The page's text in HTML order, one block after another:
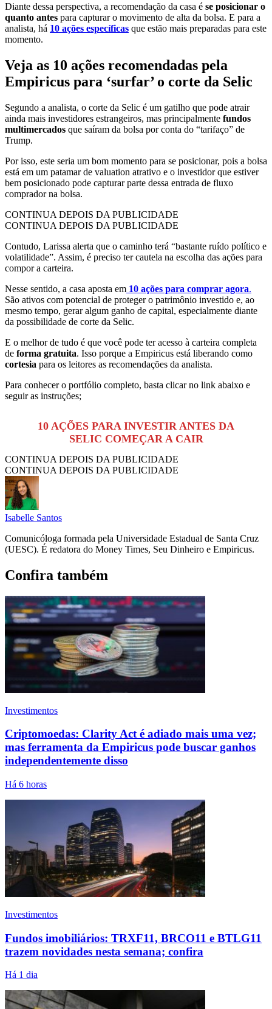
Diante dessa perspectiva, a recomendação da casa é se posicionar o
quanto antes para capturar o movimento de alta da bolsa. E para a
analista, há 10 ações específicas que estão mais preparadas para este
momento.
Veja as 10 ações recomendadas pela
Empiricus para ‘surfar’ o corte da Selic
Segundo a analista, o corte da Selic é um gatilho que pode atrair
ainda mais investidores estrangeiros, mas principalmente fundos
multimercados que saíram da bolsa por conta do “tarifaço” de
Trump.
Por isso, este seria um bom momento para se posicionar, pois a bolsa
está em um patamar de valuation atrativo e o investidor que estiver
bem posicionado pode capturar parte dessa entrada de fluxo
comprador na bolsa.
CONTINUA DEPOIS DA PUBLICIDADE
CONTINUA DEPOIS DA PUBLICIDADE
Contudo, Larissa alerta que o caminho terá “bastante ruído político e
volatilidade”. Assim, é preciso ter cautela na escolha das ações para
compor a carteira.
Nesse sentido, a casa aposta em 10 ações para comprar agora.
São ativos com potencial de proteger o patrimônio investido e, ao
mesmo tempo, gerar algum ganho de capital, especialmente diante
da possibilidade de corte da Selic.
E o melhor de tudo é que você pode ter acesso à carteira completa
de forma gratuita. Isso porque a Empiricus está liberando como
cortesia para os leitores as recomendações da analista.
Para conhecer o portfólio completo, basta clicar no link abaixo e
seguir as instruções;
10 AÇÕES PARA INVESTIR ANTES DA
SELIC COMEÇAR A CAIR
CONTINUA DEPOIS DA PUBLICIDADE
CONTINUA DEPOIS DA PUBLICIDADE
Isabelle Santos
Comunicóloga formada pela Universidade Estadual de Santa Cruz
(UESC). É redatora do Money Times, Seu Dinheiro e Empiricus.
Confira também
Investimentos
Criptomoedas: Clarity Act é adiado mais uma vez;
mas ferramenta da Empiricus pode buscar ganhos
independentemente disso
Há 6 horas
Investimentos
Fundos imobiliários: TRXF11, BRCO11 e BTLG11
trazem novidades nesta semana; confira
Há 1 dia